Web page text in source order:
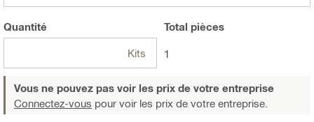
Quantité
Kits
Total pièces
1
Vous ne pouvez pas voir les prix de votre entreprise
Connectez-vous pour voir les prix de votre entreprise.